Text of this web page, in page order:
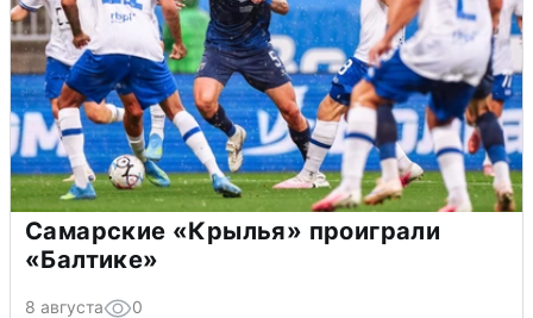
Самарские «Крылья» проиграли
«Балтике»
8 августа 0